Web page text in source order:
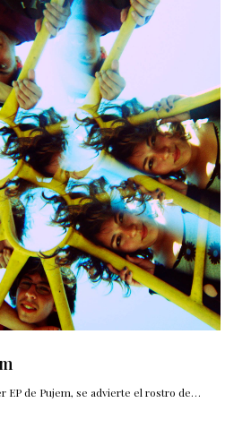
EP de Pujem, se advierte el rostro de…